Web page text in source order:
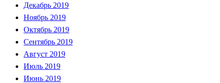
Декабрь 2019
Ноябрь 2019
Октябрь 2019
Сентябрь 2019
Август 2019
Июль 2019
Июнь 2019